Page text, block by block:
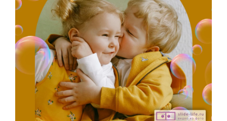
Свадьба
Выпускной HOT
Календарь праздников
КОМУ
Женщине
Мужчине